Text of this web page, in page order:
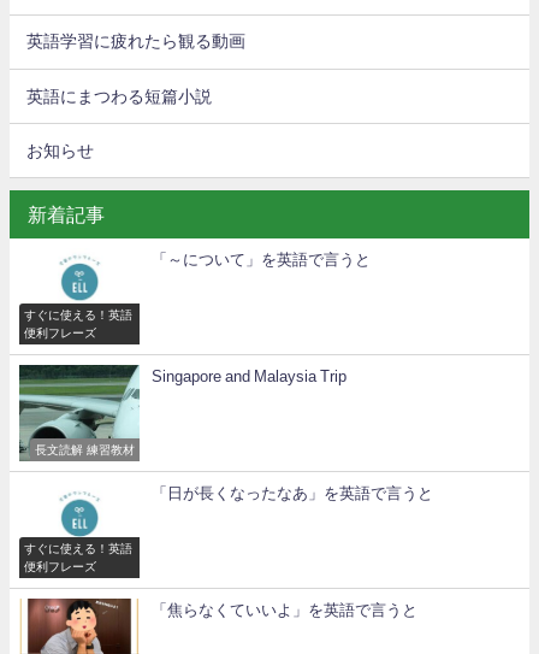
英語学習に疲れたら観る動画
英語にまつわる短篇小説
お知らせ
新着記事
すぐに使える！英語
便利フレーズ
「～について」を英語で言うと
長文読解 練習教材
Singapore and Malaysia Trip
すぐに使える！英語
便利フレーズ
「日が長くなったなあ」を英語で言うと
「焦らなくていいよ」を英語で言うと